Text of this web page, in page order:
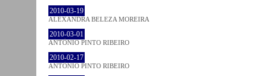
2010-03-19
ALEXANDRA BELEZA MOREIRA
2010-03-01
ANTÓNIO PINTO RIBEIRO
2010-02-17
ANTÓNIO PINTO RIBEIRO